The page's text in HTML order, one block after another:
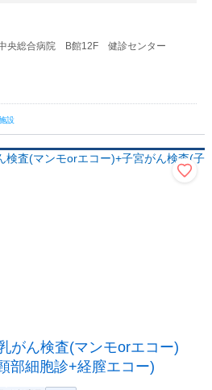
央総合病院 B館12F 健診センター
設
がん検査(マンモorエコー)
部細胞診+経膣エコー)